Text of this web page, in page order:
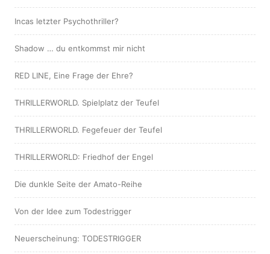
Incas letzter Psychothriller?
Shadow … du entkommst mir nicht
RED LINE, Eine Frage der Ehre?
THRILLERWORLD. Spielplatz der Teufel
THRILLERWORLD. Fegefeuer der Teufel
THRILLERWORLD: Friedhof der Engel
Die dunkle Seite der Amato-Reihe
Von der Idee zum Todestrigger
Neuerscheinung: TODESTRIGGER